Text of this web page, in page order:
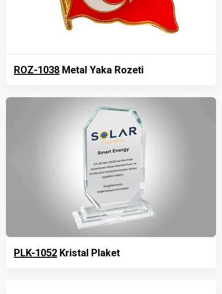
ROZ-1038 Metal Yaka Rozeti
PLK-1052 Kristal Plaket